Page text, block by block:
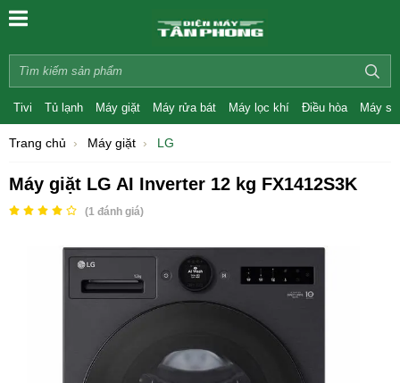
Tivi Tủ lạnh Máy giặt Máy rửa bát Máy lọc khí Điều hòa Máy
Trang chủ Máy giặt LG
Máy giặt LG AI Inverter 12 kg FX1412S3K
(1 đánh giá)